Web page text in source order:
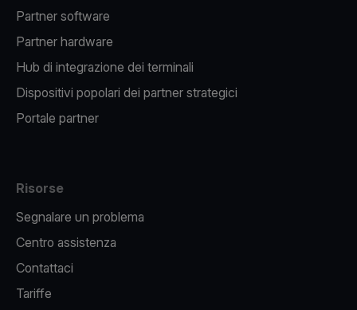
Partner software
Partner hardware
Hub di integrazione dei terminali
Dispositivi popolari dei partner strategici
Portale partner
Risorse
Segnalare un problema
Centro assistenza
Contattaci
Tariffe